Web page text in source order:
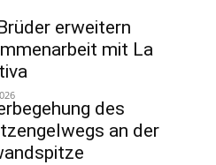
erweitern
mit La
des
an der